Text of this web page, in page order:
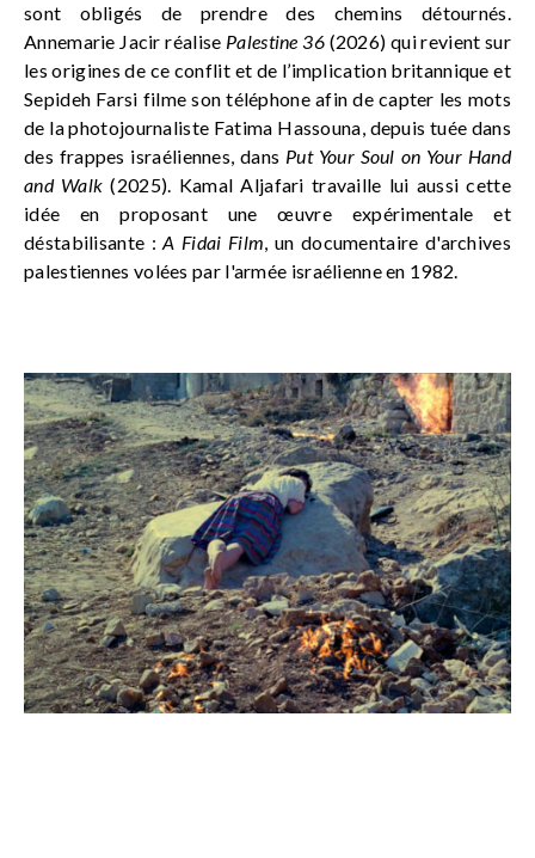
sont obligés de prendre des chemins détournés.
Annemarie Jacir réalise Palestine 36(2026) qui revient sur
les origines de ce conflit et de l’implication britannique et
Sepideh Farsi filme son téléphone afin de capter les mots
de la photojournaliste Fatima Hassouna, depuis tuée dans
des frappes israéliennes, dans Put Your Soul on Your Hand
and Walk (2025). Kamal Aljafari travaille lui aussi cette
idée en proposant une œuvre expérimentale et
déstabilisante :A Fidai Film, un documentaire d'archives
palestiennes volées par l'armée israélienne en 1982.